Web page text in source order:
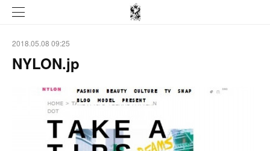
2018.05.08 09:25
NYLON.jp